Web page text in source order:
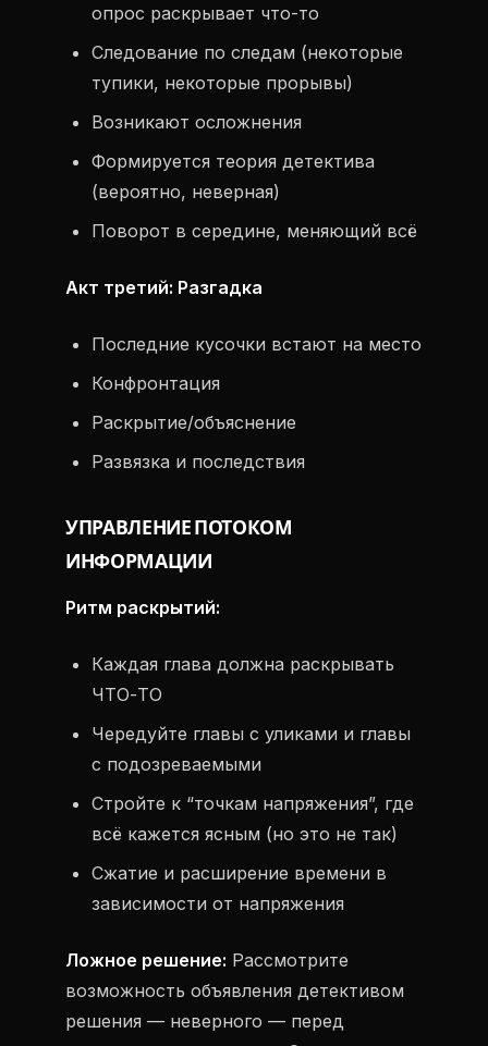
опрос раскрывает что-то
Следование по следам (некоторые
тупики, некоторые прорывы)
Возникают осложнения
Формируется теория детектива
(вероятно, неверная)
Поворот в середине, меняющий всё
Акт третий: Разгадка
Последние кусочки встают на место
Конфронтация
Раскрытие/объяснение
Развязка и последствия
УПРАВЛЕНИЕ ПОТОКОМ
ИНФОРМАЦИИ
Ритм раскрытий:
Каждая глава должна раскрывать
ЧТО-ТО
Чередуйте главы с уликами и главы
с подозреваемыми
Стройте к “точкам напряжения”, где
всё кажется ясным (но это не так)
Сжатие и расширение времени в
зависимости от напряжения
Ложное решение: Рассмотрите
возможность объявления детективом
решения — неверного — перед